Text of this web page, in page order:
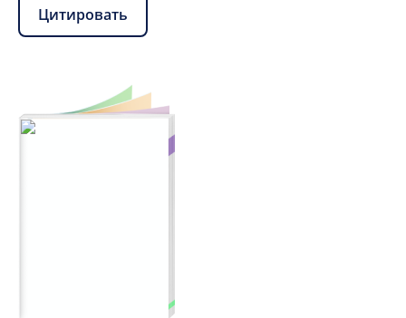
Цитировать